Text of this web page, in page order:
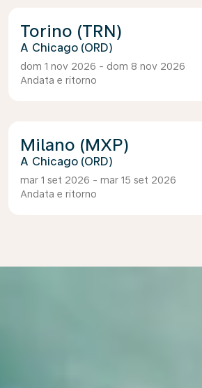
Torino (TRN)
Chicago (ORD)
dom 1 nov 2026 - dom 8 nov 2026
Andata e ritorno
Milano (MXP)
Chicago (ORD)
mar 1 set 2026 - mar 15 set 2026
Andata e ritorno